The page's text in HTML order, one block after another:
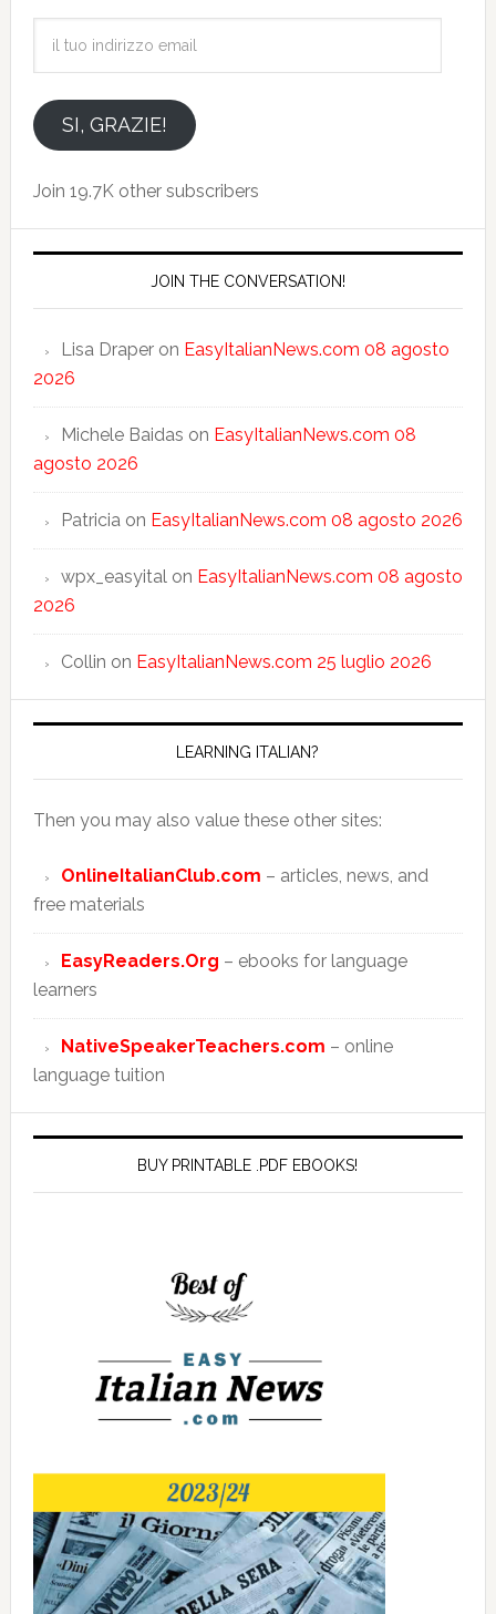
emailSI, GRAZIE!
Join 19.7K other subscribers
JOIN THE CONVERSATION!
Lisa Draperon EasyItalianNews.com 08 agosto
2026
Michele Baidas on EasyItalianNews.com 08
agosto 2026
Patriciaon EasyItalianNews.com 08 agosto 2026
wpx_easyitalon EasyItalianNews.com 08 agosto
2026
Collin on EasyItalianNews.com 25 luglio 2026
LEARNING ITALIAN?
Then you may also value these other sites:
OnlineItalianClub.com – articles, news, and
free materials
EasyReaders.Org – ebooks for language
learners
NativeSpeakerTeachers.com – online
language tuition
BUY PRINTABLE .PDF EBOOKS!